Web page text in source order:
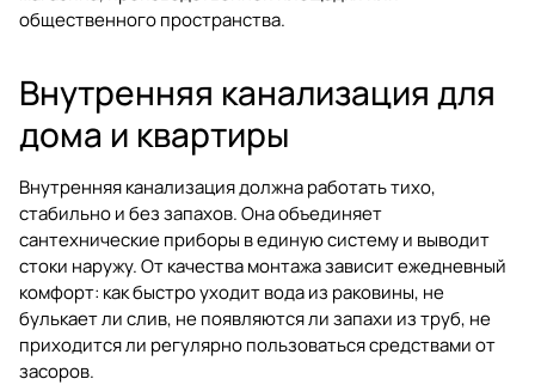
общественного пространства.
Внутренняя канализация для
дома и квартиры
Внутренняя канализация должна работать тихо,
стабильно и без запахов. Она объединяет
сантехнические приборы в единую систему и выводит
стоки наружу. От качества монтажа зависит ежедневный
комфорт: как быстро уходит вода из раковины, не
булькает ли слив, не появляются ли запахи из труб, не
приходится ли регулярно пользоваться средствами от
засоров.